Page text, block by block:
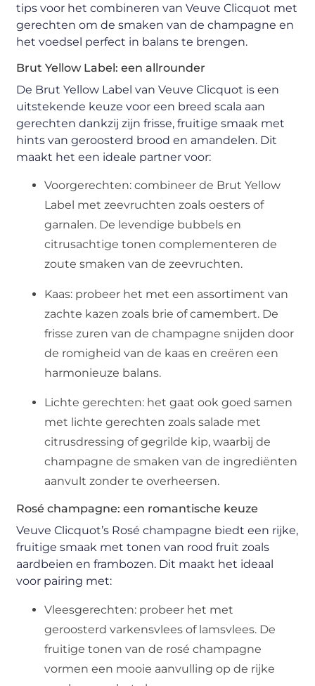
tips voor het combineren van Veuve Clicquot met
gerechten om de smaken van de champagne en
het voedsel perfect in balans te brengen.
Brut Yellow Label: een allrounder
De Brut Yellow Label van Veuve Clicquot is een
uitstekende keuze voor een breed scala aan
gerechten dankzij zijn frisse, fruitige smaak met
hints van geroosterd brood en amandelen. Dit
maakt het een ideale partner voor:
Voorgerechten: combineer de Brut Yellow
Label met zeevruchten zoals oesters of
garnalen. De levendige bubbels en
citrusachtige tonen complementeren de
zoute smaken van de zeevruchten.
Kaas: probeer het met een assortiment van
zachte kazen zoals brie of camembert. De
frisse zuren van de champagne snijden door
de romigheid van de kaas en creëren een
harmonieuze balans.
Lichte gerechten: het gaat ook goed samen
met lichte gerechten zoals salade met
citrusdressing of gegrilde kip, waarbij de
champagne de smaken van de ingrediënten
aanvult zonder te overheersen.
Rosé champagne: een romantische keuze
Veuve Clicquot’s Rosé champagne biedt een rijke,
fruitige smaak met tonen van rood fruit zoals
aardbeien en frambozen. Dit maakt het ideaal
voor pairing met:
Vleesgerechten: probeer het met
geroosterd varkensvlees of lamsvlees. De
fruitige tonen van de rosé champagne
vormen een mooie aanvulling op de rijke